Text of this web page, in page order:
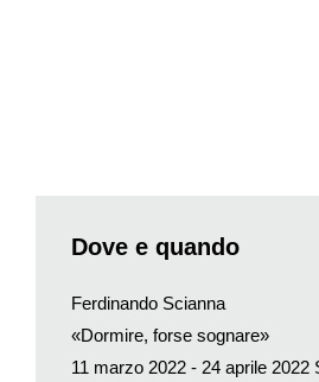
inconsapevole di fotografare la gente
vent’anni per portarlo a termine, dalla
mostra. E altri dieci anni mi sono
restituisce il rispetto con cui tu lo tratti.
Dove e quando
Ferdinando Scianna
«Dormire, forse sognare»
11 marzo 2022 - 24 aprile 2022